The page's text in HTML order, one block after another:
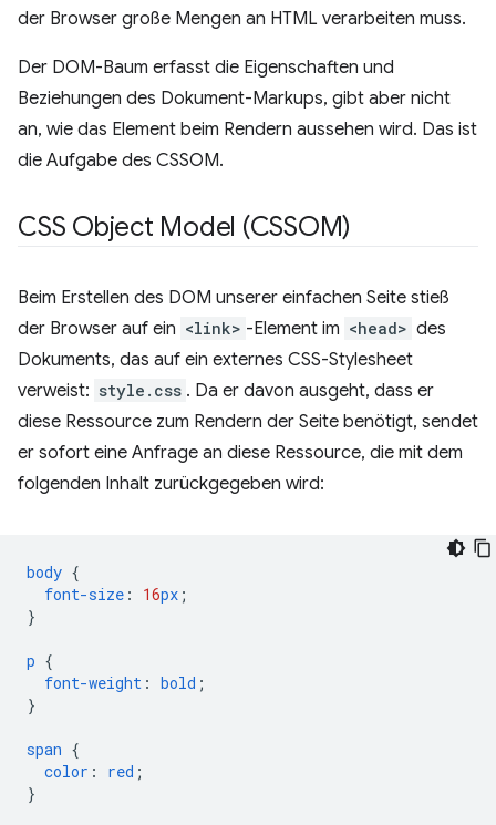
der Browser große Mengen an HTML verarbeiten muss.
Der DOM-Baum erfasst die Eigenschaften und
Beziehungen des Dokument-Markups, gibt aber nicht
an, wie das Element beim Rendern aussehen wird. Das ist
die Aufgabe des CSSOM.
CSS Object Model (CSSOM)
Beim Erstellen des DOM unserer einfachen Seite stieß
der Browser auf ein <link> -Element im <head> des
Dokuments, das auf ein externes CSS-Stylesheet
verweist: style.css . Da er davon ausgeht, dass er
diese Ressource zum Rendern der Seite benötigt, sendet
er sofort eine Anfrage an diese Ressource, die mit dem
folgenden Inhalt zurückgegeben wird:
body {
font-size : 16px ;
}
p {
font-weight : bold ;
}
span {
color : red ;
}